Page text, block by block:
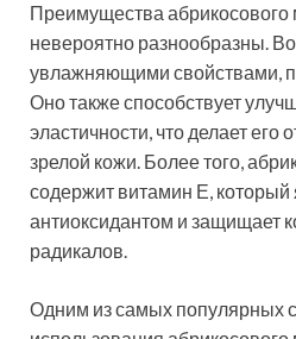
Преимущества абрикосового
невероятно разнообразны.
увлажняющими свойствами,
Оно также способствует
эластичности, что делает
зрелой кожи. Более того,
содержит витамин Е,
антиоксидантом и защищает
радикалов.
Одним из самых популярных